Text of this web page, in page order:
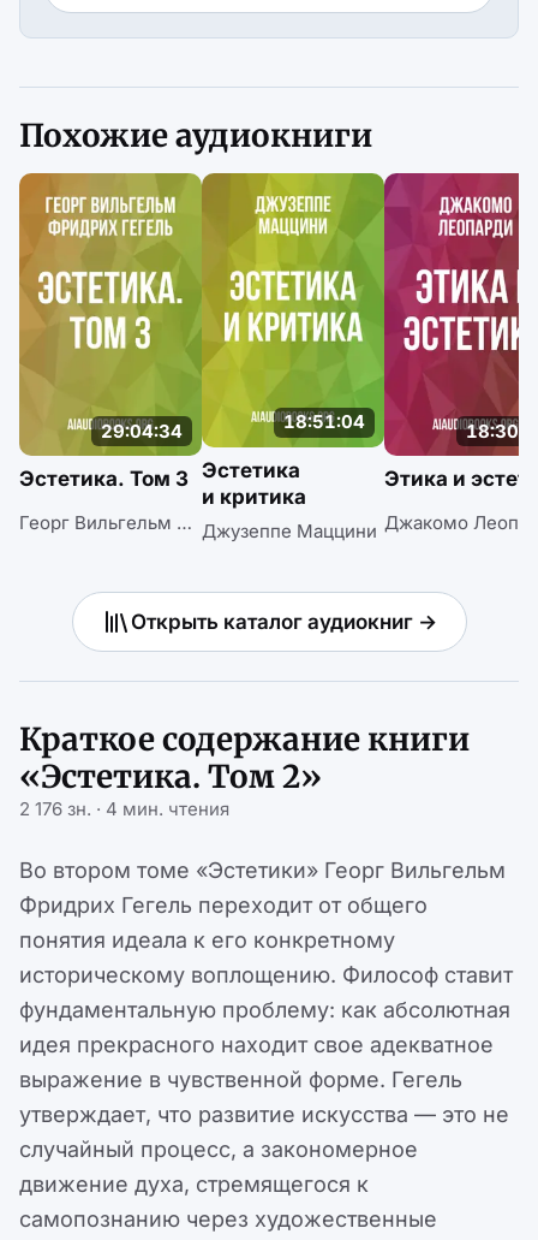
Похожие аудиокниги
29:04:34
Эстетика. Том 3
Георг Вильгельм Фридрих Гегель
18:51:04
Эстетика
и критика
Джузеппе Маццини
Этика и
Джакомо
Открыть каталог аудиокниг →
Краткое содержание книги
«Эстетика. Том 2»
2 176 зн. · 4 мин. чтения
Во втором томе «Эстетики» Георг Вильгельм
Фридрих Гегель переходит от общего
понятия идеала к его конкретному
историческому воплощению. Философ ставит
фундаментальную проблему: как абсолютная
идея прекрасного находит свое адекватное
выражение в чувственной форме. Гегель
утверждает, что развитие искусства — это не
случайный процесс, а закономерное
движение духа, стремящегося к
самопознанию через художественные